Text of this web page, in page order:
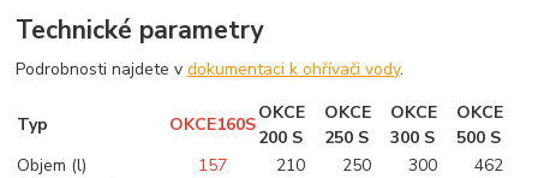
Technické parametry
Podrobnosti najdete vdokumentaci k ohřívači vody.
Typ OKCE160S
OKCE
200 S
OKCE
250 S
OKCE
300 S
OKCE
500 S
Objem (l)
157 210 250 300
462